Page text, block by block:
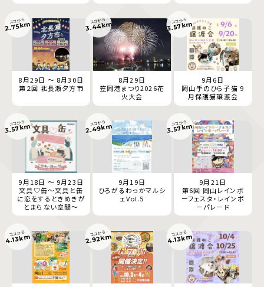
8月29日 ～ 8月30日
第２回 北長瀬夕方市
ココから
2.75km
8月29日
笠岡港まつり2026花
火大会
ココから
3.44km
9月6日
岡山手のひら子猫 9
月保護猫譲渡会
ココから
3.57km
9月18日 ～ 9月23日
文具♡缶～文具と缶
に恋をするときめきが
とまらない空間～
ココから
3.57km
9月19日
ひろがるわっかマルシ
ェVol.5
ココから
2.49km
9月21日
第6回 岡山レインボ
ーフェスタ・レインボ
ーパレード
ココから
3.57km
ココから
4.13km ココから
2.92km ココから
4.13km